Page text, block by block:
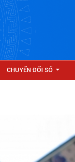
CHUYỂN ĐỔI SỐ